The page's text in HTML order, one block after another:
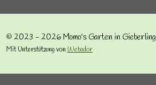
© 2023 - 2026 Momo's Garten in Gieberling
Mit Unterstützung von Webador